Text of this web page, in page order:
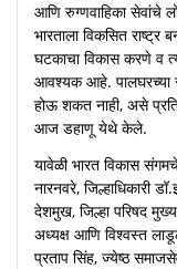
आणि रुग्णवाहिका सेवांचे
भारताला विकसित राष्ट्र
घटकाचा विकास करणे व
आवश्यक आहे. पालघरच्या
होऊ शकत नाही, असे
आज डहाणू येथे केले.
यावेळी भारत विकास
नारनवरे, जिल्हाधिकारी
देशमुख, जिल्हा परिषद
अध्यक्ष आणि विश्वस्त
प्रताप सिंह, ज्येष्ठ